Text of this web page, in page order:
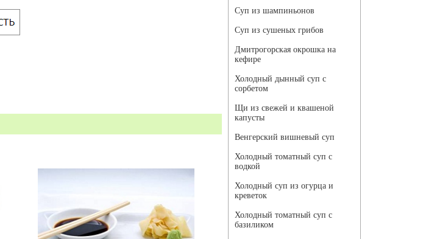
Суп из шампиньонов
Суп из сушеных грибов
Дмитрогорская окрошка на
кефире
Холодный дынный суп с
сорбетом
Щи из свежей и квашеной
капусты
Венгерский вишневый суп
Холодный томатный суп с
водкой
Холодный суп из огурца и
креветок
Холодный томатный суп с
базиликом